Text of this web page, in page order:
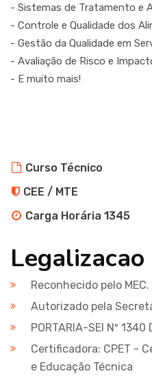
- Sistemas de Tratamento e
- Controle e Qualidade dos
- Gestão da Qualidade em
- Avaliação de Risco e
- E muito mais!
Curso Técnico
CEE / MTE
Carga Horária 1345
Legalizacao
Reconhecido pelo MEC.
Autorizado pela
PORTARIA-SEI Nº
Certificadora: CPET -
e Educação Técnica